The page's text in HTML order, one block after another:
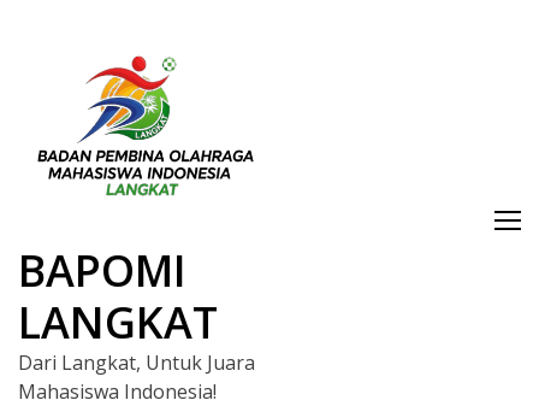
BAPOMI
LANGKAT
Dari Langkat, Untuk Juara
Mahasiswa Indonesia!